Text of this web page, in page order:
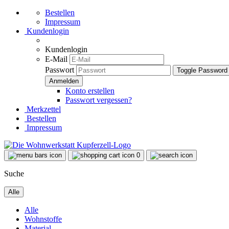
Bestellen
Impressum
Kundenlogin
Kundenlogin
E-Mail
Passwort
Toggle
Konto erstellen
Passwort vergessen?
Merkzettel
Bestellen
Impressum
0
Suche
Alle
Alle
Wohnstoffe